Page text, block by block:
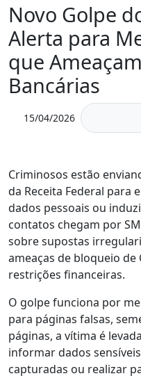
Novo Golpe
Alerta para
que
Bancárias
15/04/2026
Criminosos estão
da Receita Federal
dados pessoais ou
contatos chegam por
sobre supostas
ameaças de bloqueio de
restrições financeiras.
O golpe funciona por
para páginas falsas,
páginas, a vítima é
informar dados
capturadas ou realizar